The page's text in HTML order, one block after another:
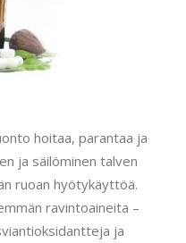
hoitaa, parantaa ja
ja säilöminen talven
ruoan hyötykäyttöä.
ravintoaineita –
ja